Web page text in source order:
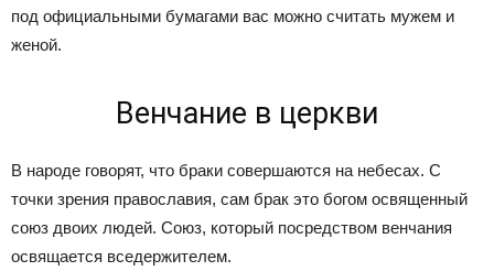
под официальными бумагами вас можно считать мужем и
женой.
Венчание в церкви
В народе говорят, что браки совершаются на небесах. С
точки зрения православия, сам брак это богом освященный
союз двоих людей. Союз, который посредством венчания
освящается вседержителем.